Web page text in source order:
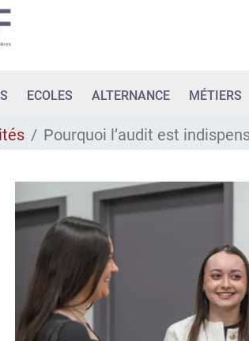
ECOLES ALTERNANCE MÉTIERS
Pourquoi l’audit est